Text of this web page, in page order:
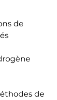
de
de